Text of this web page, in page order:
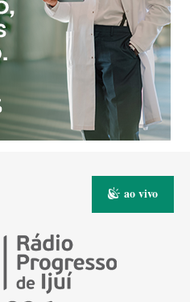
ao vivo